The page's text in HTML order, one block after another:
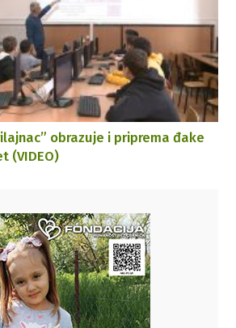
obrazuje i priprema đake
(VIDEO)